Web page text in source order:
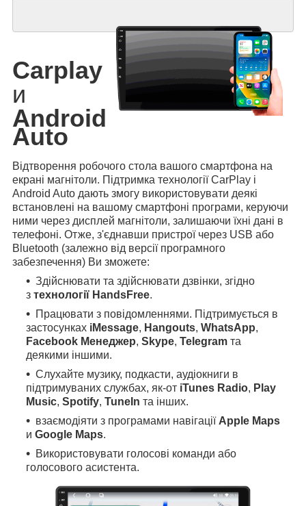
Carplay
и
Android
Auto
Відтворення робочого стола вашого смартфона на
екрані магнітоли. Підтримка технології CarPlay і
Android Auto дають змогу використовувати деякі
встановлені на вашому смартфоні програми, керуючи
ними через дисплей магнітоли, залишаючи їхні дані в
телефоні. Отже, з'єднавши пристрої через USB або
Bluetooth (залежно від версії програмного
забезпечення) Ви зможете:
Здійснювати та здійснювати дзвінки, згідно
з технології HandsFree.
Працювати з повідомленнями. Підтримується в
застосунках iMessage, Hangouts, WhatsApp,
Facebook Менеджер, Skype, Telegram та
деякими іншими.
Слухайте музику, подкасти, аудіокниги в
підтримуваних службах, як-от iTunes Radio, Play
Music, Spotify, TuneIn та інших.
взаємодіяти з програмами навігації Apple Maps
и Google Maps.
Використовувати голосові команди або
голосового асистента.